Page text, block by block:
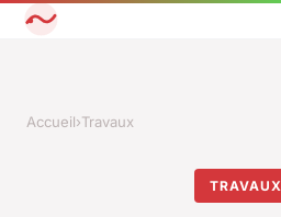
Accueil›Travaux
TRAVAUX